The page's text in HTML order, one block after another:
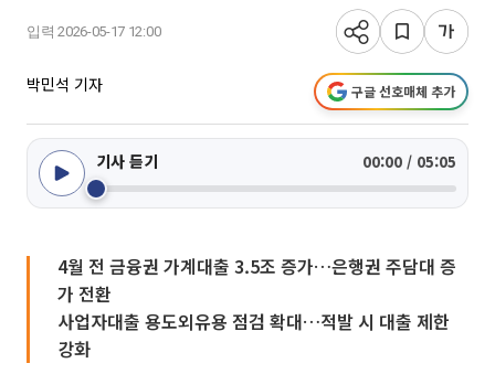
입력 2026-05-17 12:00
박민석 기자 구글 선호매체 추가
기사 듣기 00:00 / 05:05
4월 전 금융권 가계대출 3.5조 증가…은행권 주담대 증
가 전환
사업자대출 용도외유용 점검 확대…적발 시 대출 제한
강화